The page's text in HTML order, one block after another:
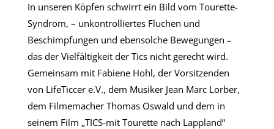
In unseren Köpfen schwirrt ein Bild vom Tourette-
Syndrom, – unkontrolliertes Fluchen und
Beschimpfungen und ebensolche Bewegungen –
das der Vielfältigkeit der Tics nicht gerecht wird.
Gemeinsam mit Fabiene Hohl, der Vorsitzenden
von LifeTiccer e.V., dem Musiker Jean Marc Lorber,
dem Filmemacher Thomas Oswald und dem in
seinem Film „TICS-mit Tourette nach Lappland“